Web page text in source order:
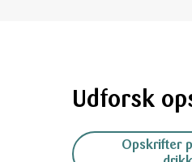
Udforsk
Opskrifter